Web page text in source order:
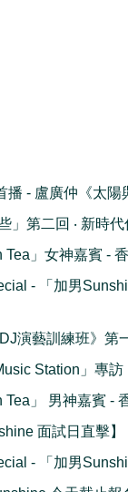
播 - 盧廣仲《太陽
」第二回 ‧ 新時
Tea」女神嘉賓 -
- 「加男
演藝訓練班》第
Station」專訪
Tea」 男神嘉賓 -
面試日直擊】
- 「加男